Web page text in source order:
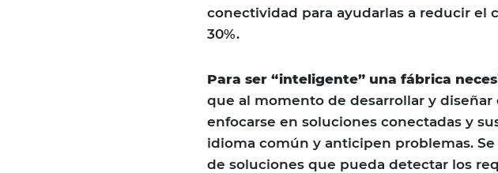
conectividad para ayudarlas a reducir el
30%.
Para ser “inteligente” una fábrica
que al momento de desarrollar y
enfocarse en soluciones conectadas y
idioma común y anticipen problemas.
de soluciones que pueda detectar los